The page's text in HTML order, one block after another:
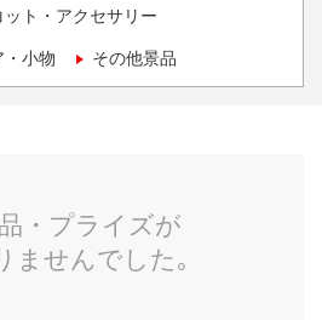
ト・アクセサリー
小物 その他景品